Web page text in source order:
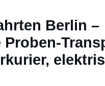
Berlin –
Proben-